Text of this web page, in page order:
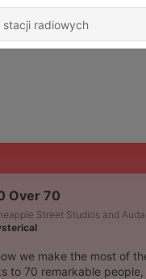
Over 70
Street Studios and
we make the most of
to 70 remarkable